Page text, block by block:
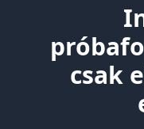
csak